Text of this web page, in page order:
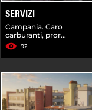
SERVIZI
Campania. Caro
carburanti, pror...
92